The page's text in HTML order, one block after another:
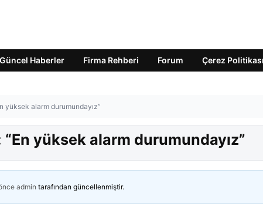
Güncel Haberler Firma Rehberi Forum Çerez Politikası
yüksek alarm durumundayız”
yüksek alarm durumundayız”
admin tarafından güncellenmiştir.